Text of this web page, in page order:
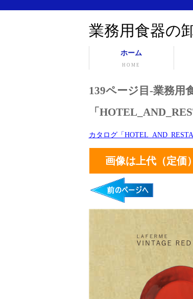
業務用食器の
ホーム
HOME
139ページ目-業務用
「
カタログ「
画像は上代（定価